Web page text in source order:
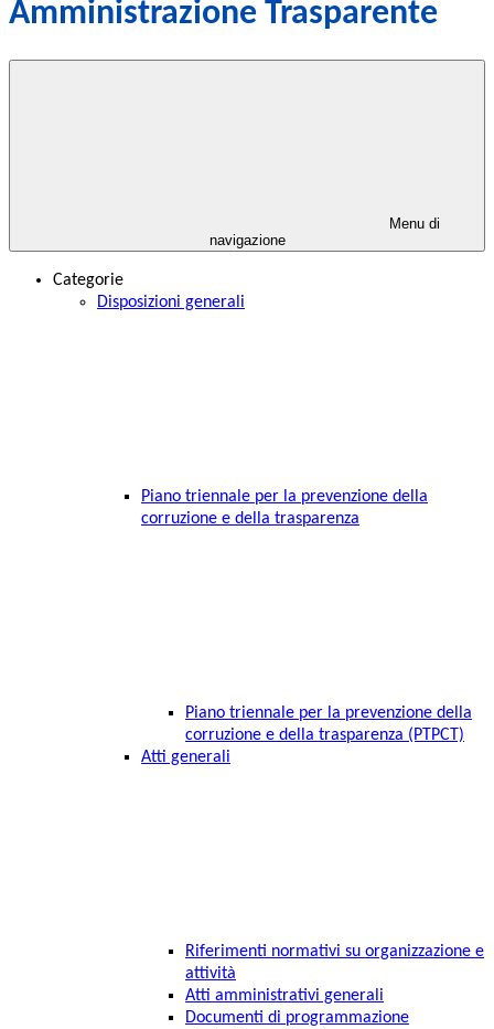
Amministrazione Trasparente
Menu di
navigazione
Categorie
Disposizioni generali
Piano triennale per la prevenzione della
corruzione e della trasparenza
Piano triennale per la prevenzione della
corruzione e della trasparenza (PTPCT)
Atti generali
Riferimenti normativi su organizzazione e
attività
Atti amministrativi generali
Documenti di programmazione